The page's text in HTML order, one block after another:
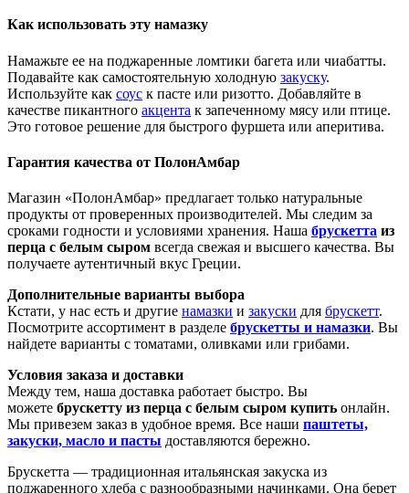
Как использовать эту намазку
Намажьте ее на поджаренные ломтики багета или чиабатты.
Подавайте как самостоятельную холодную закуску.
Используйте как соус к пасте или ризотто. Добавляйте в
качестве пикантного акцента к запеченному мясу или птице.
Это готовое решение для быстрого фуршета или аперитива.
Гарантия качества от ПолонАмбар
Магазин «ПолонАмбар» предлагает только натуральные
продукты от проверенных производителей. Мы следим за
сроками годности и условиями хранения. Наша брускетта из
перца с белым сыром всегда свежая и высшего качества. Вы
получаете аутентичный вкус Греции.
Дополнительные варианты выбора
Кстати, у нас есть и другие намазки и закуски для брускетт.
Посмотрите ассортимент в разделе брускетты и намазки. Вы
найдете варианты с томатами, оливками или грибами.
Условия заказа и доставки
Между тем, наша доставка работает быстро. Вы
можете брускетту из перца с белым сыром купить онлайн.
Мы привезем заказ в удобное время. Все наши паштеты,
закуски, масло и пасты доставляются бережно.
Брускетта — традиционная итальянская закуска из
поджаренного хлеба с разнообразными начинками. Она берет